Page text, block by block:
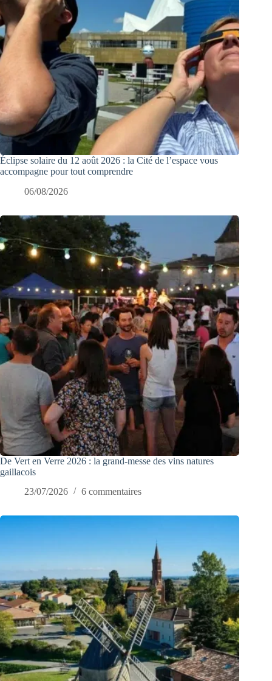
Éclipse solaire du 12 août 2026 : la Cité de l’espace vous
accompagne pour tout comprendre
06/08/2026
De Vert en Verre 2026 : la grand-messe des vins natures
gaillacois
23/07/2026
6 commentaires